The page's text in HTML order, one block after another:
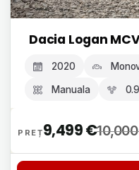
Dacia Logan
2020
Manuala 0.9
9,499€